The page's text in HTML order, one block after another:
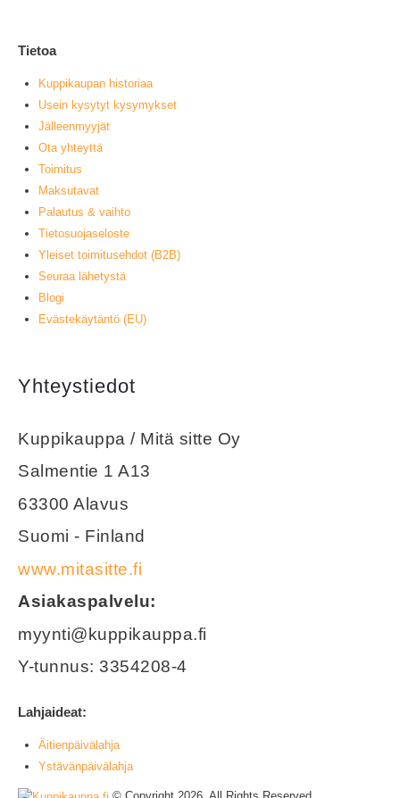
Tietoa
Kuppikaupan historiaa
Usein kysytyt kysymykset
Jälleenmyyjät
Ota yhteyttä
Toimitus
Maksutavat
Palautus & vaihto
Tietosuojaseloste
Yleiset toimitusehdot (B2B)
Seuraa lähetystä
Blogi
Evästekäytäntö (EU)
Yhteystiedot
Kuppikauppa / Mitä sitte Oy
Salmentie 1 A13
63300 Alavus
Suomi - Finland
www.mitasitte.fi
Asiakaspalvelu:
myynti@kuppikauppa.fi
Y-tunnus: 3354208-4
Lahjaideat:
Äitienpäivälahja
Ystävänpäivälahja